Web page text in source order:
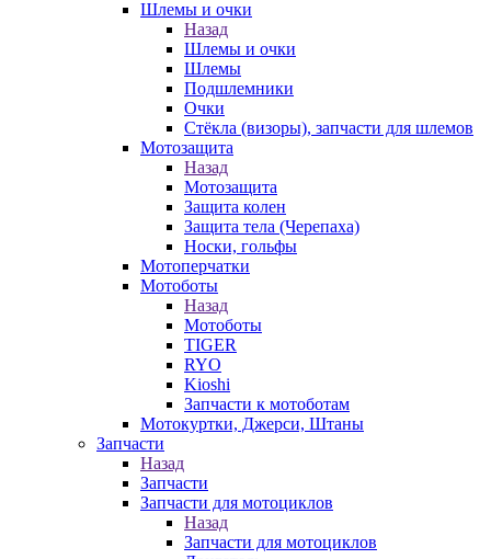
Шлемы и очки
Назад
Шлемы и очки
Шлемы
Подшлемники
Очки
Стёкла (визоры), запчасти для шлемов
Мотозащита
Назад
Мотозащита
Защита колен
Защита тела (Черепаха)
Носки, гольфы
Мотоперчатки
Мотоботы
Назад
Мотоботы
TIGER
RYO
Kioshi
Запчасти к мотоботам
Мотокуртки, Джерси, Штаны
Запчасти
Назад
Запчасти
Запчасти для мотоциклов
Назад
Запчасти для мотоциклов